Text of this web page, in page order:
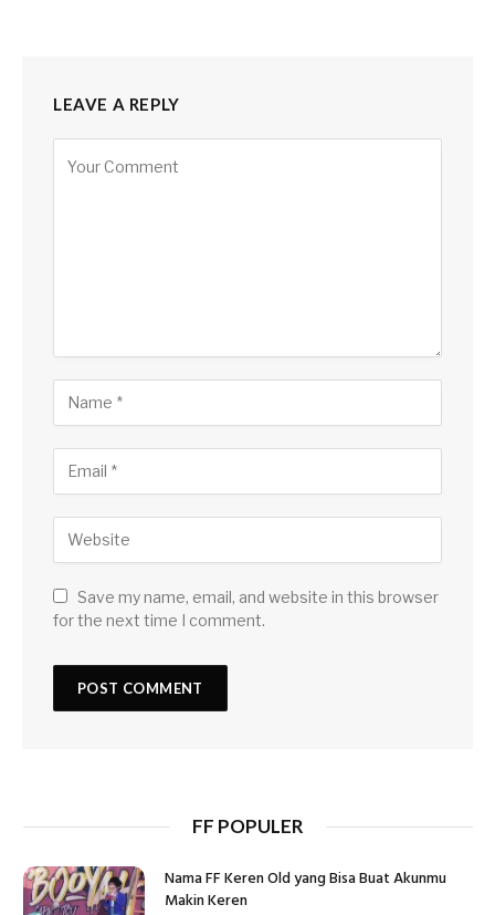
LEAVE A REPLY
Save my name, email, and website in this browser
for the next time I comment.
FF POPULER
Nama FF Keren Old yang Bisa Buat Akunmu
Makin Keren